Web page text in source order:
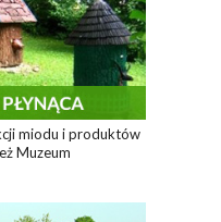
miodu i produktów
Muzeum